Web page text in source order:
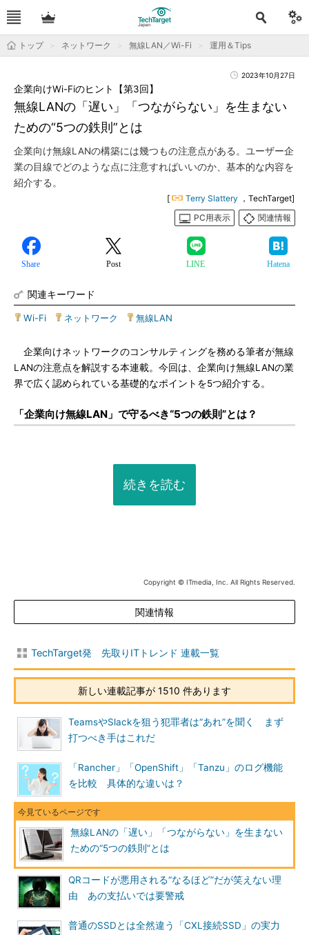
トップ ネットワーク 無線LAN／Wi-Fi 運用＆Tips
2023年10月27日
無線LANの「遅い」「つながらない」を生まない
ための“5つの鉄則”とは
企業向けWi-Fiのヒント【第3回】
企業向け無線LANの構築には幾つもの注意点がある。ユーザー企
業の目線でどのような点に注意すればいいのか、基本的な内容を
紹介する。
[ Terry Slattery ，TechTarget]
PC用表示
関連情報
Share Post LINE Hatena
関連キーワード
Wi-Fi ネットワーク 無線LAN
企業向けネットワークのコンサルティングを務める筆者が無線
LANの注意点を解説する本連載。今回は、企業向け無線LANの業
界で広く認められている基礎的なポイントを5つ紹介する。
「企業向け無線LAN」で守るべき“5つの鉄則”とは？
続きを読む
Copyright © ITmedia, Inc. All Rights Reserved.
関連情報
TechTarget発 先取りITトレンド 連載一覧
新しい連載記事が 1510 件あります
TeamsやSlackを狙う犯罪者は“あれ”を聞く まず
打つべき手はこれだ
「Rancher」「OpenShift」「Tanzu」のログ機能
を比較 具体的な違いは？
無線LANの「遅い」「つながらない」を生まない
ための“5つの鉄則”とは
QRコードが悪用される“なるほど”だが笑えない理
由 あの支払いでは要警戒
普通のSSDとは全然違う「CXL接続SSD」の実力